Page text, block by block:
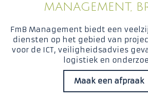
MANAGEMENT,
FmB Management biedt een
diensten op het gebied van
voor de ICT, veiligheidsadvies
logistiek en
Maak een afpraak